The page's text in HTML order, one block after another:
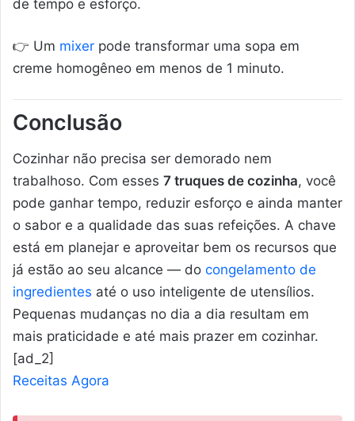
de tempo e esforço.
👉 Um mixer pode transformar uma sopa em
creme homogêneo em menos de 1 minuto.
Conclusão
Cozinhar não precisa ser demorado nem
trabalhoso. Com esses 7 truques de cozinha, você
pode ganhar tempo, reduzir esforço e ainda manter
o sabor e a qualidade das suas refeições. A chave
está em planejar e aproveitar bem os recursos que
já estão ao seu alcance — do congelamento de
ingredientes até o uso inteligente de utensílios.
Pequenas mudanças no dia a dia resultam em
mais praticidade e até mais prazer em cozinhar.
[ad_2]
Receitas Agora